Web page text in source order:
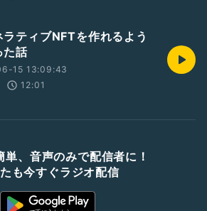
ラティブNFTを作れるよう
た話
15 13:09:43
12:01
単、音声のみで配信者に！
も今すぐラジオ配信